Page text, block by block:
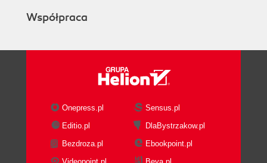
Współpraca
Onepress.pl
Sensus.pl
Editio.pl
DlaBystrzakow.pl
Bezdroza.pl
Ebookpoint.pl